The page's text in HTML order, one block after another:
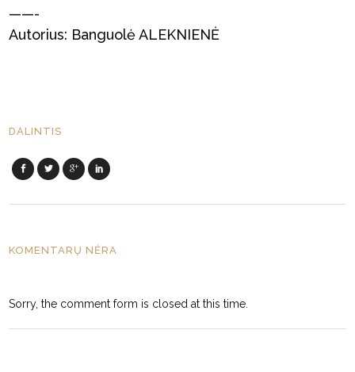
——-
Autorius: Banguolė ALEKNIENĖ
DALINTIS
KOMENTARŲ NĖRA
Sorry, the comment form is closed at this time.